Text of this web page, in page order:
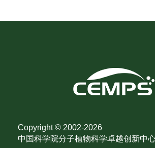
Copyright © 2002-2026
中国科学院分子植物科学卓越创新中